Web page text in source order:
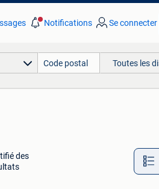
Notifications Se connecter
Toutes les
des